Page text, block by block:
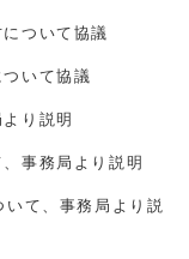
ついて協議
いて協議
り説明
事務局より説明
て、事務局より説